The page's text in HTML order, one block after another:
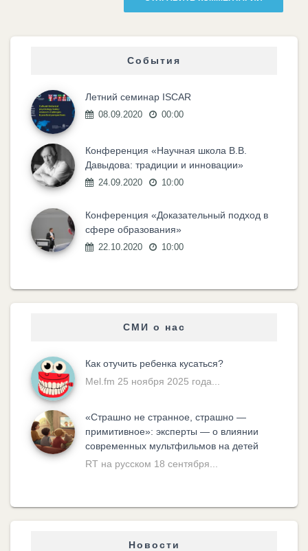
События
Летний семинар ISCAR
08.09.2020 00:00
Конференция «Научная школа В.В.
Давыдова: традиции и инновации»
24.09.2020 10:00
Конференция «Доказательный подход в
сфере образования»
22.10.2020 10:00
СМИ о нас
Как отучить ребенка кусаться?
Mel.fm 25 ноября 2025 года...
«Cтрашно не странное, страшно —
примитивное»: эксперты — о влиянии
современных мультфильмов на детей
RT на русском 18 сентября...
Новости